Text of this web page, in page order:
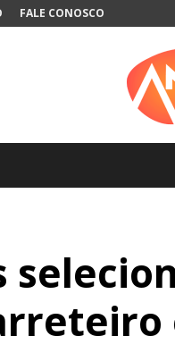
FALE CONOSCO